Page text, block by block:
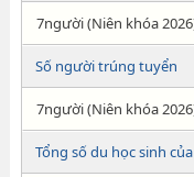
7người (Niên khóa
Số người trúng tuyển
7người (Niên khóa
Tổng số du học sinh